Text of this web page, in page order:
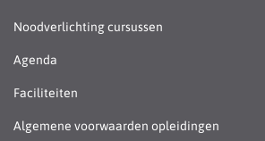
Noodverlichting cursussen
Agenda
Faciliteiten
Algemene voorwaarden opleidingen